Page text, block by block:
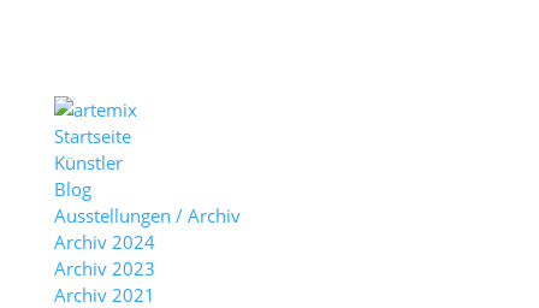
Startseite
Künstler
Blog
Ausstellungen / Archiv
Archiv 2024
Archiv 2023
Archiv 2021